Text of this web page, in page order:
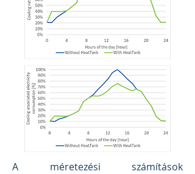
A méretezési számítások